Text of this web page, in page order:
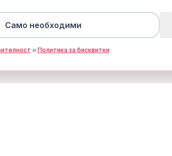
Само необходими
и Политика за бисквитки